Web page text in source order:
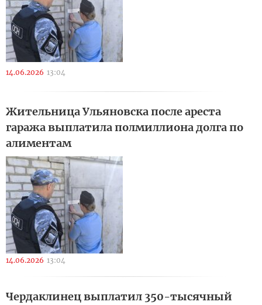
14.06.2026 13:04
Жительница Ульяновска после ареста
гаража выплатила полмиллиона долга по
алиментам
14.06.2026 13:04
Чердаклинец выплатил 350-тысячный